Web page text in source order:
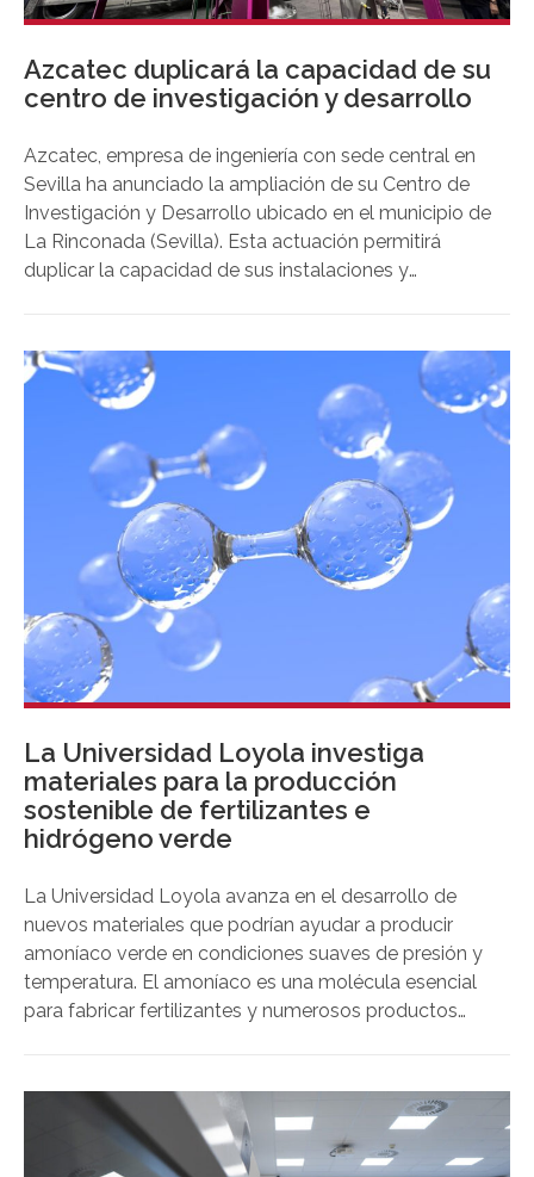
Azcatec duplicará la capacidad de su
centro de investigación y desarrollo
Azcatec, empresa de ingeniería con sede central en
Sevilla ha anunciado la ampliación de su Centro de
Investigación y Desarrollo ubicado en el municipio de
La Rinconada (Sevilla). Esta actuación permitirá
duplicar la capacidad de sus instalaciones y
conocimiento al tejido industrial, reforzando su
posición como uno de los principales referentes
andaluces en innovación e ingeniería.
La Universidad Loyola investiga
materiales para la producción
sostenible de fertilizantes e
hidrógeno verde
La Universidad Loyola avanza en el desarrollo de
nuevos materiales que podrían ayudar a producir
amoníaco verde en condiciones suaves de presión y
temperatura. El amoníaco es una molécula esencial
para fabricar fertilizantes y numerosos productos
embargo, su producción industrial actual tiene un
elevado consumo energético y parte de
combustibles fósiles como materia prima.